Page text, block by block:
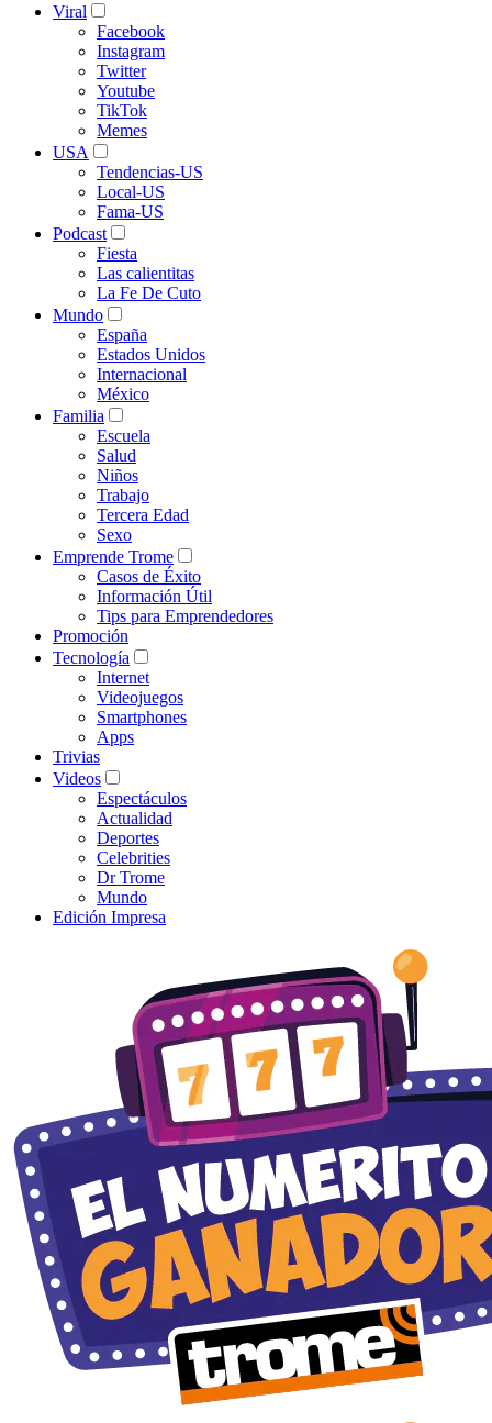
Viral
Facebook
Instagram
Twitter
Youtube
TikTok
Memes
USA
Tendencias-US
Local-US
Fama-US
Podcast
Fiesta
Las calientitas
La Fe De Cuto
Mundo
España
Estados Unidos
Internacional
México
Familia
Escuela
Salud
Niños
Trabajo
Tercera Edad
Sexo
Emprende Trome
Casos de Éxito
Información Útil
Tips para Emprendedores
Promoción
Tecnología
Internet
Videojuegos
Smartphones
Apps
Trivias
Videos
Espectáculos
Actualidad
Deportes
Celebrities
Dr Trome
Mundo
Edición Impresa